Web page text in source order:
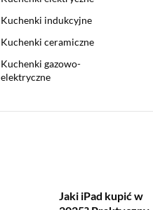
Kuchenki indukcyjne
Kuchenki ceramiczne
Kuchenki gazowo-
elektryczne
Jaki iPad kupić w